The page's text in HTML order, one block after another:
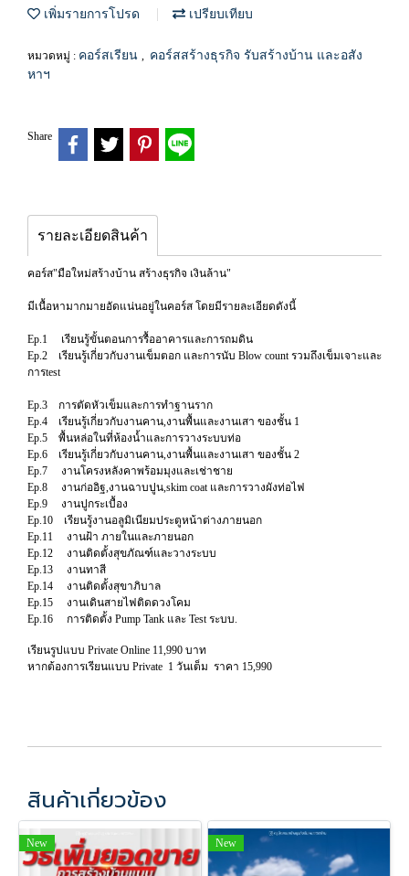
เพิ่มรายการโปรด เปรียบเทียบ
หมวดหมู่ : คอร์สเรียน , คอร์สสร้างธุรกิจ รับสร้างบ้าน และอสัง
หาฯ
Share
รายละเอียดสินค้า
คอร์ส"มือใหม่สร้างบ้าน สร้างธุรกิจ เงินล้าน"
มีเนื้อหามากมายอัดแน่นอยู่ในคอร์ส โดยมีรายละเอียดดังนี้
Ep.1 เรียนรู้ขั้นตอนการรื้ออาคารและการถมดิน
Ep.2 เรียนรู้เกี่ยวกับงานเข็มตอก และการนับ Blow count รวมถึงเข็มเจาะและ
การtest
Ep.3 การตัดหัวเข็มและการทำฐานราก
Ep.4 เรียนรู้เกี่ยวกับงานคาน,งานพื้นและงานเสา ของชั้น 1
Ep.5 พื้นหล่อในที่ห้องน้ำและการวางระบบท่อ
Ep.6 เรียนรู้เกี่ยวกับงานคาน,งานพื้นและงานเสา ของชั้น 2
Ep.7 งานโครงหลังคาพร้อมมุงและเช่าชาย
Ep.8 งานก่ออิฐ,งานฉาบปูน,skim coat และการวางผังท่อไฟ
Ep.9 งานปูกระเบื้อง
Ep.10 เรียนรู้งานอลูมิเนียมประตูหน้าต่างภายนอก
Ep.11 งานฝ้า ภายในและภายนอก
Ep.12 งานติดตั้งสุขภัณฑ์และวางระบบ
Ep.13 งานทาสี
Ep.14 งานติดตั้งสุขาภิบาล
Ep.15 งานเดินสายไฟติดดวงโคม
Ep.16 การติดตั้ง Pump Tank และ Test ระบบ.
เรียนรูปแบบ Private Online 11,990 บาท
หากต้องการเรียนแบบ Private 1 วันเต็ม ราคา 15,990
สินค้าเกี่ยวข้อง
New New